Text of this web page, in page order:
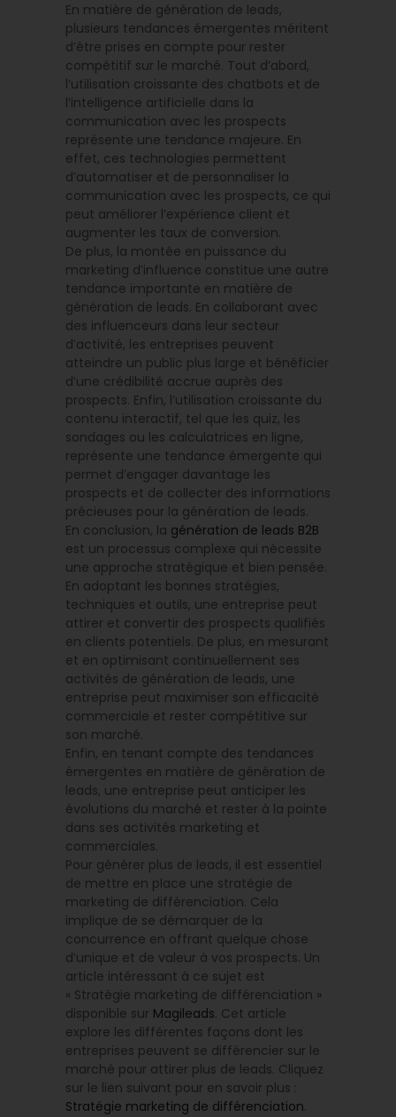
En matière de génération de leads,
plusieurs tendances émergentes méritent
d’être prises en compte pour rester
compétitif sur le marché. Tout d’abord,
l’utilisation croissante des chatbots et de
l’intelligence artificielle dans la
communication avec les prospects
représente une tendance majeure. En
effet, ces technologies permettent
d’automatiser et de personnaliser la
communication avec les prospects, ce qui
peut améliorer l’expérience client et
augmenter les taux de conversion.
De plus, la montée en puissance du
marketing d’influence constitue une autre
tendance importante en matière de
génération de leads. En collaborant avec
des influenceurs dans leur secteur
d’activité, les entreprises peuvent
atteindre un public plus large et bénéficier
d’une crédibilité accrue auprès des
prospects. Enfin, l’utilisation croissante du
contenu interactif, tel que les quiz, les
sondages ou les calculatrices en ligne,
représente une tendance émergente qui
permet d’engager davantage les
prospects et de collecter des informations
précieuses pour la génération de leads.
En conclusion, la génération de leads B2B
est un processus complexe qui nécessite
une approche stratégique et bien pensée.
En adoptant les bonnes stratégies,
techniques et outils, une entreprise peut
attirer et convertir des prospects qualifiés
en clients potentiels. De plus, en mesurant
et en optimisant continuellement ses
activités de génération de leads, une
entreprise peut maximiser son efficacité
commerciale et rester compétitive sur
son marché.
Enfin, en tenant compte des tendances
émergentes en matière de génération de
leads, une entreprise peut anticiper les
évolutions du marché et rester à la pointe
dans ses activités marketing et
commerciales.
Pour générer plus de leads, il est essentiel
de mettre en place une stratégie de
marketing de différenciation. Cela
implique de se démarquer de la
concurrence en offrant quelque chose
d’unique et de valeur à vos prospects. Un
article intéressant à ce sujet est
« Stratégie marketing de différenciation »
disponible sur Magileads. Cet article
explore les différentes façons dont les
entreprises peuvent se différencier sur le
marché pour attirer plus de leads. Cliquez
sur le lien suivant pour en savoir plus :
Stratégie marketing de différenciation.